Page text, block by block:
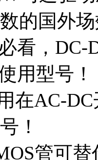
的国外
看，DC-
用型号！
在AC-
！
管可